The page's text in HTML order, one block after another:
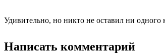
Удивительно, но никто не оставил ни
Написать комментарий